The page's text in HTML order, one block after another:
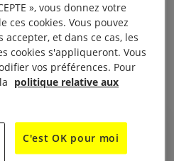
des bombardements
qui lui vaut d’être
jours plus tard, le 11 avril
», vous donnez votre
cookies. Vous pouvez
et dans ce cas, les
cookies s'appliqueront. Vous
vos préférences. Pour
politique relative aux
C'est OK pour moi